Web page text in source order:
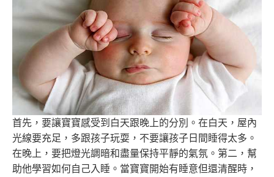
首先，要讓寶寶感受到白天跟晚上的分別。在白天， 屋內
光線要充足，多跟孩子玩耍，不要讓孩子日間睡得太多。
在晚上，要把燈光調暗和盡量保持平靜的氣氛。第二， 幫
助他學習如何自己入睡。當寶寶開始有睡意但還清醒時，